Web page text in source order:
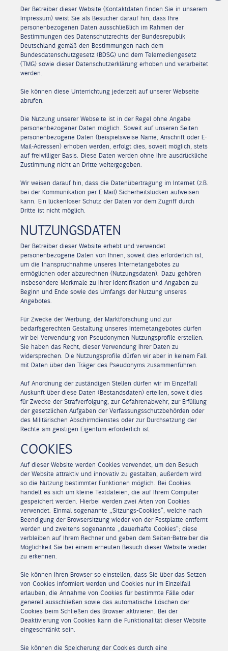
Der Betreiber dieser Website (Kontaktdaten finden Sie in unserem
Impressum) weist Sie als Besucher darauf hin, dass Ihre
personenbezogenen Daten ausschließlich im Rahmen der
Bestimmungen des Datenschutzrechts der Bundesrepublik
Deutschland gemäß den Bestimmungen nach dem
Bundesdatenschutzgesetz (BDSG) und dem Telemediengesetz
(TMG) sowie dieser Datenschutzerklärung erhoben und verarbeitet
werden.
Sie können diese Unterrichtung jederzeit auf unserer Webseite
abrufen.
Die Nutzung unserer Webseite ist in der Regel ohne Angabe
personenbezogener Daten möglich. Soweit auf unseren Seiten
personenbezogene Daten (beispielsweise Name, Anschrift oder E-
Mail-Adressen) erhoben werden, erfolgt dies, soweit möglich, stets
auf freiwilliger Basis. Diese Daten werden ohne Ihre ausdrückliche
Zustimmung nicht an Dritte weitergegeben.
Wir weisen darauf hin, dass die Datenübertragung im Internet (z.B.
bei der Kommunikation per E-Mail) Sicherheitslücken aufweisen
kann. Ein lückenloser Schutz der Daten vor dem Zugriff durch
Dritte ist nicht möglich.
NUTZUNGSDATEN
Der Betreiber dieser Website erhebt und verwendet
personenbezogene Daten von Ihnen, soweit dies erforderlich ist,
um die Inanspruchnahme unseres Internetangebotes zu
ermöglichen oder abzurechnen (Nutzungsdaten). Dazu gehören
insbesondere Merkmale zu Ihrer Identifikation und Angaben zu
Beginn und Ende sowie des Umfangs der Nutzung unseres
Angebotes.
Für Zwecke der Werbung, der Marktforschung und zur
bedarfsgerechten Gestaltung unseres Internetangebotes dürfen
wir bei Verwendung von Pseudonymen Nutzungsprofile erstellen.
Sie haben das Recht, dieser Verwendung Ihrer Daten zu
widersprechen. Die Nutzungsprofile dürfen wir aber in keinem Fall
mit Daten über den Träger des Pseudonyms zusammenführen.
Auf Anordnung der zuständigen Stellen dürfen wir im Einzelfall
Auskunft über diese Daten (Bestandsdaten) erteilen, soweit dies
für Zwecke der Strafverfolgung, zur Gefahrenabwehr, zur Erfüllung
der gesetzlichen Aufgaben der Verfassungsschutzbehörden oder
des Militärischen Abschirmdienstes oder zur Durchsetzung der
Rechte am geistigen Eigentum erforderlich ist.
COOKIES
Auf dieser Website werden Cookies verwendet, um den Besuch
der Website attraktiv und innovativ zu gestalten, außerdem wird
so die Nutzung bestimmter Funktionen möglich. Bei Cookies
handelt es sich um kleine Textdateien, die auf Ihrem Computer
gespeichert werden. Hierbei werden zwei Arten von Cookies
verwendet. Einmal sogenannte „Sitzungs-Cookies“, welche nach
Beendigung der Browsersitzung wieder von der Festplatte entfernt
werden und zweitens sogenannte „dauerhafte Cookies“; diese
verbleiben auf Ihrem Rechner und geben dem Seiten-Betreiber die
Möglichkeit Sie bei einem erneuten Besuch dieser Website wieder
zu erkennen.
Sie können Ihren Browser so einstellen, dass Sie über das Setzen
von Cookies informiert werden und Cookies nur im Einzelfall
erlauben, die Annahme von Cookies für bestimmte Fälle oder
generell ausschließen sowie das automatische Löschen der
Cookies beim Schließen des Browser aktivieren. Bei der
Deaktivierung von Cookies kann die Funktionalität dieser Website
eingeschränkt sein.
Sie können die Speicherung der Cookies durch eine